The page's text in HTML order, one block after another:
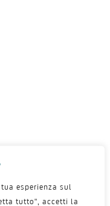
esperienza sul
tutto", accetti la